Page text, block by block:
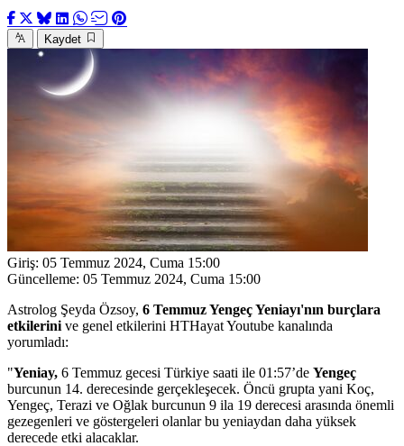
Kaydet
Giriş: 05 Temmuz 2024, Cuma 15:00
Güncelleme: 05 Temmuz 2024, Cuma 15:00
Astrolog Şeyda Özsoy, 6 Temmuz Yengeç Yeniayı'nın burçlara
etkilerini ve genel etkilerini HTHayat Youtube kanalında
yorumladı:
"Yeniay, 6 Temmuz gecesi Türkiye saati ile 01:57’de Yengeç
burcunun 14. derecesinde gerçekleşecek. Öncü grupta yani Koç,
Yengeç, Terazi ve Oğlak burcunun 9 ila 19 derecesi arasında önemli
gezegenleri ve göstergeleri olanlar bu yeniaydan daha yüksek
derecede etki alacaklar.